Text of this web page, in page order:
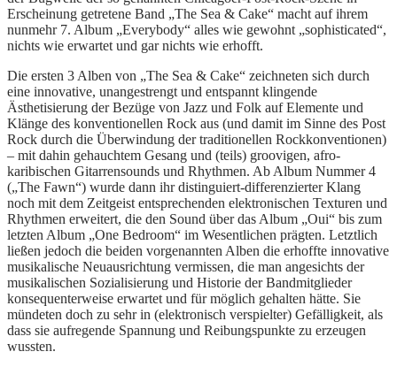
Erscheinung getretene Band „The Sea & Cake“ macht auf ihrem
nunmehr 7. Album „Everybody“ alles wie gewohnt „sophisticated“,
nichts wie erwartet und gar nichts wie erhofft.
Die ersten 3 Alben von „The Sea & Cake“ zeichneten sich durch
eine innovative, unangestrengt und entspannt klingende
Ästhetisierung der Bezüge von Jazz und Folk auf Elemente und
Klänge des konventionellen Rock aus (und damit im Sinne des Post
Rock durch die Überwindung der traditionellen Rockkonventionen)
– mit dahin gehauchtem Gesang und (teils) groovigen, afro-
karibischen Gitarrensounds und Rhythmen. Ab Album Nummer 4
(„The Fawn“) wurde dann ihr distinguiert-differenzierter Klang
noch mit dem Zeitgeist entsprechenden elektronischen Texturen und
Rhythmen erweitert, die den Sound über das Album „Oui“ bis zum
letzten Album „One Bedroom“ im Wesentlichen prägten. Letztlich
ließen jedoch die beiden vorgenannten Alben die erhoffte innovative
musikalische Neuausrichtung vermissen, die man angesichts der
musikalischen Sozialisierung und Historie der Bandmitglieder
konsequenterweise erwartet und für möglich gehalten hätte. Sie
mündeten doch zu sehr in (elektronisch verspielter) Gefälligkeit, als
dass sie aufregende Spannung und Reibungspunkte zu erzeugen
wussten.